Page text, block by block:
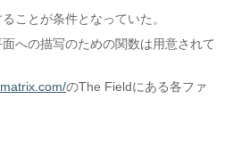
ことが条件となっていた。
への描写のための関数は用意されて
のThe Fieldにある各ファ